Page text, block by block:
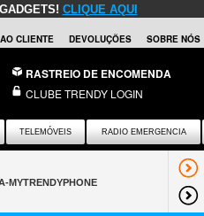
CLIQUE AQUI
CLIENTE DEVOLUÇÕES SOBRE NÓS
RASTREIO DE ENCOMENDA
CLUBE TRENDY LOGIN
TELEMÓVEIS RADIO EMERGENCIA